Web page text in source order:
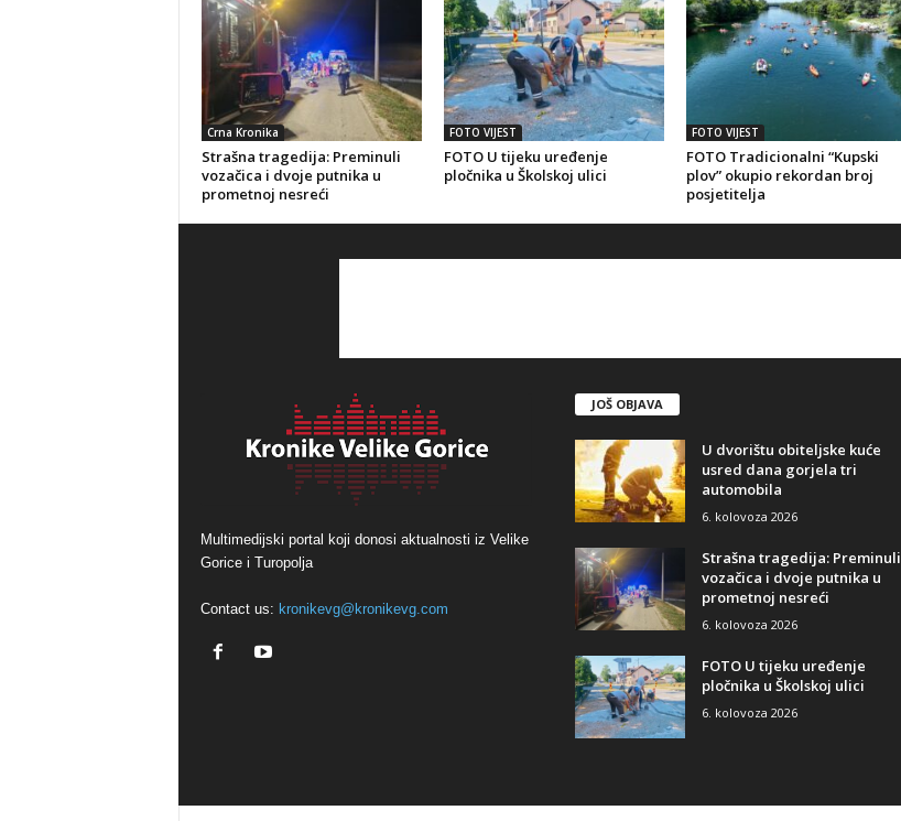
Crna Kronika
Strašna tragedija: Preminuli
vozačica i dvoje putnika u
prometnoj nesreći
FOTO VIJEST
FOTO U tijeku uređenje
pločnika u Školskoj ulici
FOTO VIJEST
FOTO Tradicionalni “Kupski
plov” okupio rekordan broj
posjetitelja
Multimedijski portal koji donosi aktualnosti iz Velike
Gorice i Turopolja
Contact us: kronikevg@kronikevg.com
JOŠ OBJAVA
U dvorištu obiteljske kuće
usred dana gorjela tri
automobila
6. kolovoza 2026
Strašna tragedija: Preminuli
vozačica i dvoje putnika u
prometnoj nesreći
6. kolovoza 2026
FOTO U tijeku uređenje
pločnika u Školskoj ulici
6. kolovoza 2026